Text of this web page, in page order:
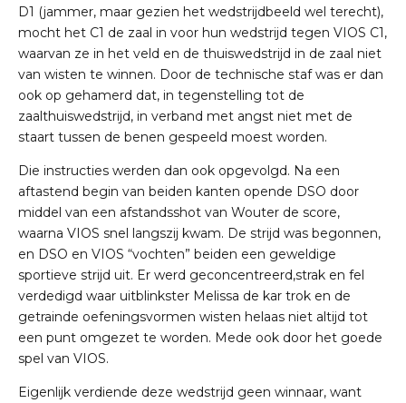
D1 (jammer, maar gezien het wedstrijdbeeld wel terecht),
mocht het C1 de zaal in voor hun wedstrijd tegen VIOS C1,
waarvan ze in het veld en de thuiswedstrijd in de zaal niet
van wisten te winnen. Door de technische staf was er dan
ook op gehamerd dat, in tegenstelling tot de
zaalthuiswedstrijd, in verband met angst niet met de
staart tussen de benen gespeeld moest worden.
Die instructies werden dan ook opgevolgd. Na een
aftastend begin van beiden kanten opende DSO door
middel van een afstandsshot van Wouter de score,
waarna VIOS snel langszij kwam. De strijd was begonnen,
en DSO en VIOS “vochten” beiden een geweldige
sportieve strijd uit. Er werd geconcentreerd,strak en fel
verdedigd waar uitblinkster Melissa de kar trok en de
getrainde oefeningsvormen wisten helaas niet altijd tot
een punt omgezet te worden. Mede ook door het goede
spel van VIOS.
Eigenlijk verdiende deze wedstrijd geen winnaar, want